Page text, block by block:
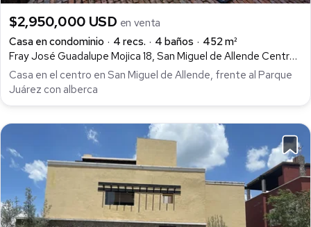
$2,950,000 USD en venta
Casa en condominio
4 recs. 4 baños
452 m²
Fray José Guadalupe Mojica 18, San Miguel de Allende Centro, San Miguel de Allende
Casa en el centro en San Miguel de Allende, frente al Parque
Juárez con alberca